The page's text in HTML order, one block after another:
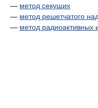
— метод секущих
— метод решетчатого
— метод радиоактивных